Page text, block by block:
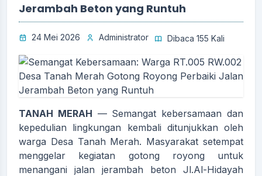
Jerambah Beton yang Runtuh
24 Mei 2026 Administrator Dibaca 155 Kali
TANAH MERAH — Semangat kebersamaan dan
kepedulian lingkungan kembali ditunjukkan oleh
warga Desa Tanah Merah. Masyarakat setempat
menggelar kegiatan gotong royong untuk
menangani jalan jerambah beton Jl.Al-Hidayah